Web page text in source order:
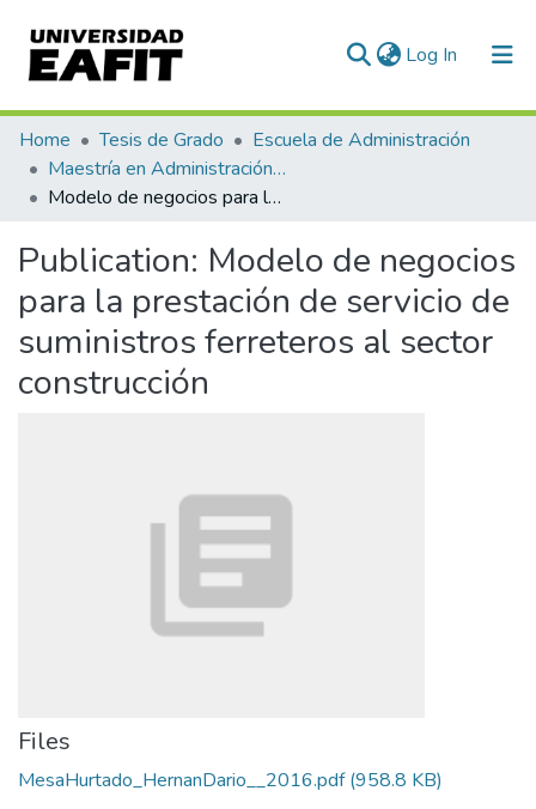
Log In (current)
Communities & Collections
All of DSpace
Home Tesis de Grado
Escuela de Administración
Maestría en Administración - MBA (tesis)
Modelo de negocios para la prestación de servicio de suministros ferreteros al sector construcción
Publication: Modelo de negocios
para la prestación de servicio de
suministros ferreteros al sector
construcción
Files
MesaHurtado_HernanDario__2016.pdf(958.8 KB)